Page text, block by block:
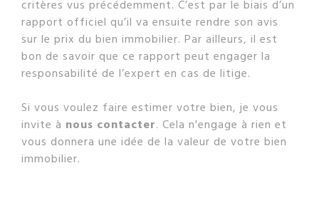
critères vus précédemment. C’est par le biais d’un
rapport officiel qu’il va ensuite rendre son avis
sur le prix du bien immobilier. Par ailleurs, il est
bon de savoir que ce rapport peut engager la
responsabilité de l’expert en cas de litige.
Si vous voulez faire estimer votre bien, je vous
invite à nous contacter. Cela n'engage à rien et
vous donnera une idée de la valeur de votre bien
immobilier.